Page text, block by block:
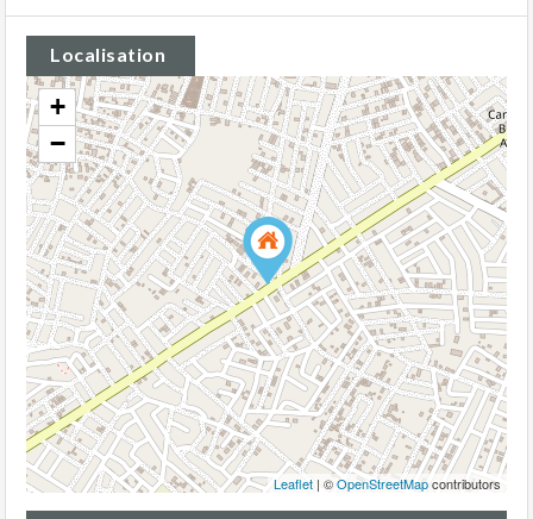
Localisation
+
−
Leaflet | ©OpenStreetMapcontributors